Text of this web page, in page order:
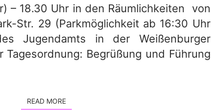
JANUAR
2020
– 18.30 Uhr in den Räumlichkeiten von
Str. 29 (Parkmöglichkeit ab 16:30 Uhr
Jugendamts in der Weißenburger
Begrüßung und Führung
READ MOREREAD MORE